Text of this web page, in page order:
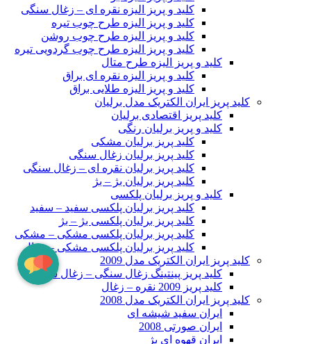
کلید و پریز الیزه نقره ای – زغال سنگی
کلید و پریز الیزه طرح چوب تیره
کلید و پریز الیزه طرح چوب روشن
کلید و پریز الیزه طرح چوب گردویی تیره
کلید و پریز الیزه طرح متال
کلید و پریز الیزه نقره ای براق
کلید و پریز الیزه طلایی براق
کلید پریز ایران الکتریک مدل برلیان
کلید پریز اقتصادی برلیان
کلید و پریز برلیان رنگی
کلید پریز برلیان مشکی
کلید پریز برلیان زغال سنگی
کلید پریز برلیان نقره ای – زغال سنگی
کلید پریز برلیان بژ – بژ
کلید و پریز برلیان پلکسی
کلید پریز برلیان پلکسی سفید – سفید
کلید پریز برلیان پلکسی بژ – بژ
کلید پریز برلیان پلکسی مشکی – مشکی
کلید پریز برلیان پلکسی مشکی – زغال
کلید پریز ایران الکتریک مدل 2009
کلید پریز پینتینگ زغال سنگی – زغال سنگی
کلید پریز 2009 نقره – زغال
کلید پریز ایران الکتریک مدل 2008
ایران سفید شیشه ای
ایران صورتی 2008
ایران قهوه ای بژ